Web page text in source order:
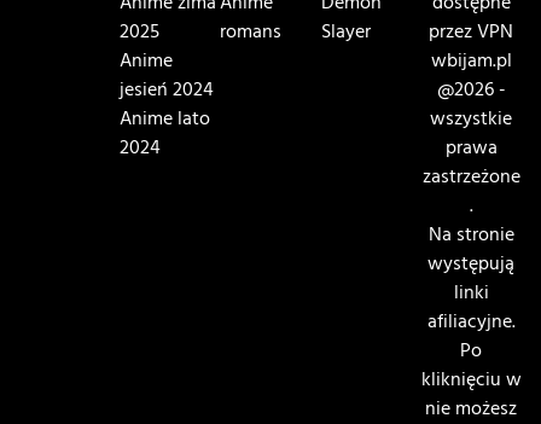
2025
Anime
jesień 2024
Anime lato
2024
romans
Slayer
przez VPN
wbijam.pl
@2026 -
wszystkie
prawa
zastrzeżone
.
Na stronie
występują
linki
afiliacyjne.
Po
kliknięciu w
nie możesz